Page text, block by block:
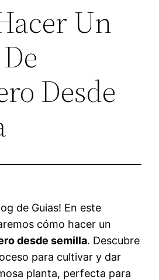
Un
Desde
de Guias! En este
cómo hacer un
desde semilla. Descubre
para cultivar y dar
planta, perfecta para